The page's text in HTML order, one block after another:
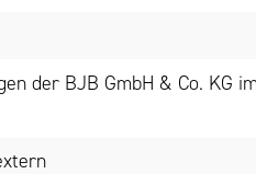
der BJB GmbH & Co. KG